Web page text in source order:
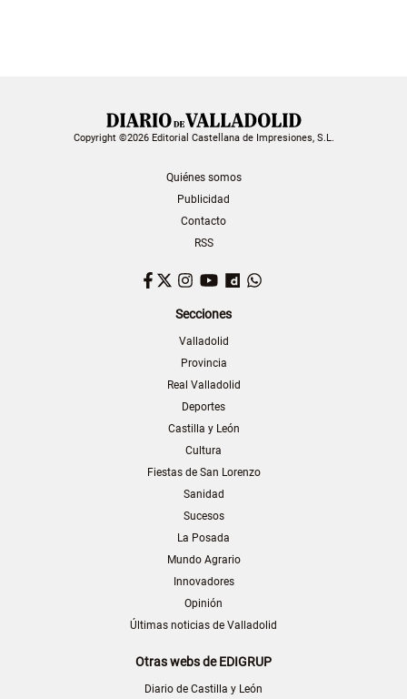
Copyright ©2026 Editorial Castellana de Impresiones, S.L.
Quiénes somos
Publicidad
Contacto
RSS
Facebook
TwitterInstagram
YouTubeDailymotion
Secciones
Valladolid
Provincia
Real Valladolid
Deportes
Castilla y León
Cultura
Fiestas de San Lorenzo
Sanidad
Sucesos
La Posada
Mundo Agrario
Innovadores
Opinión
Últimas noticias de Valladolid
Otras webs de EDIGRUP
Diario de Castilla y León